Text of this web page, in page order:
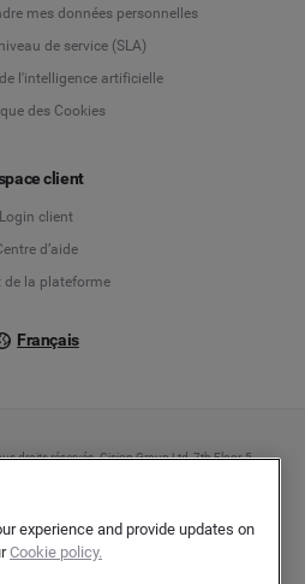
mes données personnelles
de service (SLA)
l'intelligence artificielle
des Cookies
client
Login client
d’aide
de la plateforme
Français
English
Español
droits réservés. Cision Group Ltd, 7th Floor, 5
experience and provide updates on
Cookie policy.